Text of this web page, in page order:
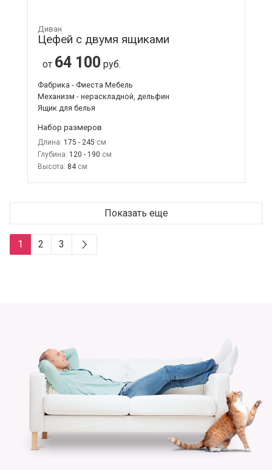
Диван
Цефей с двумя ящиками
от 64 100 руб.
Фабрика - Фиеста Мебель
Механизм - нераскладной, дельфин
Ящик для белья
Набор размеров
Длина: 175 - 245
Глубина: 120 - 190
Высота: 84
Показать еще
1 2 3